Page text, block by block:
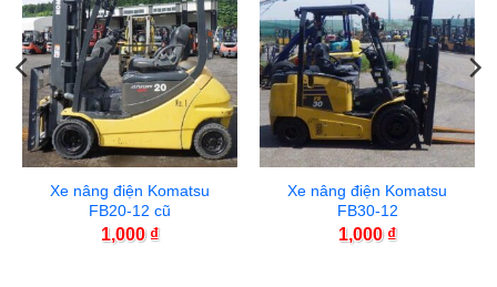
Xe nâng điện Komatsu
FB20-12 cũ
1,000 ₫
Xe nâng điện Komatsu
FB30-12
1,000 ₫